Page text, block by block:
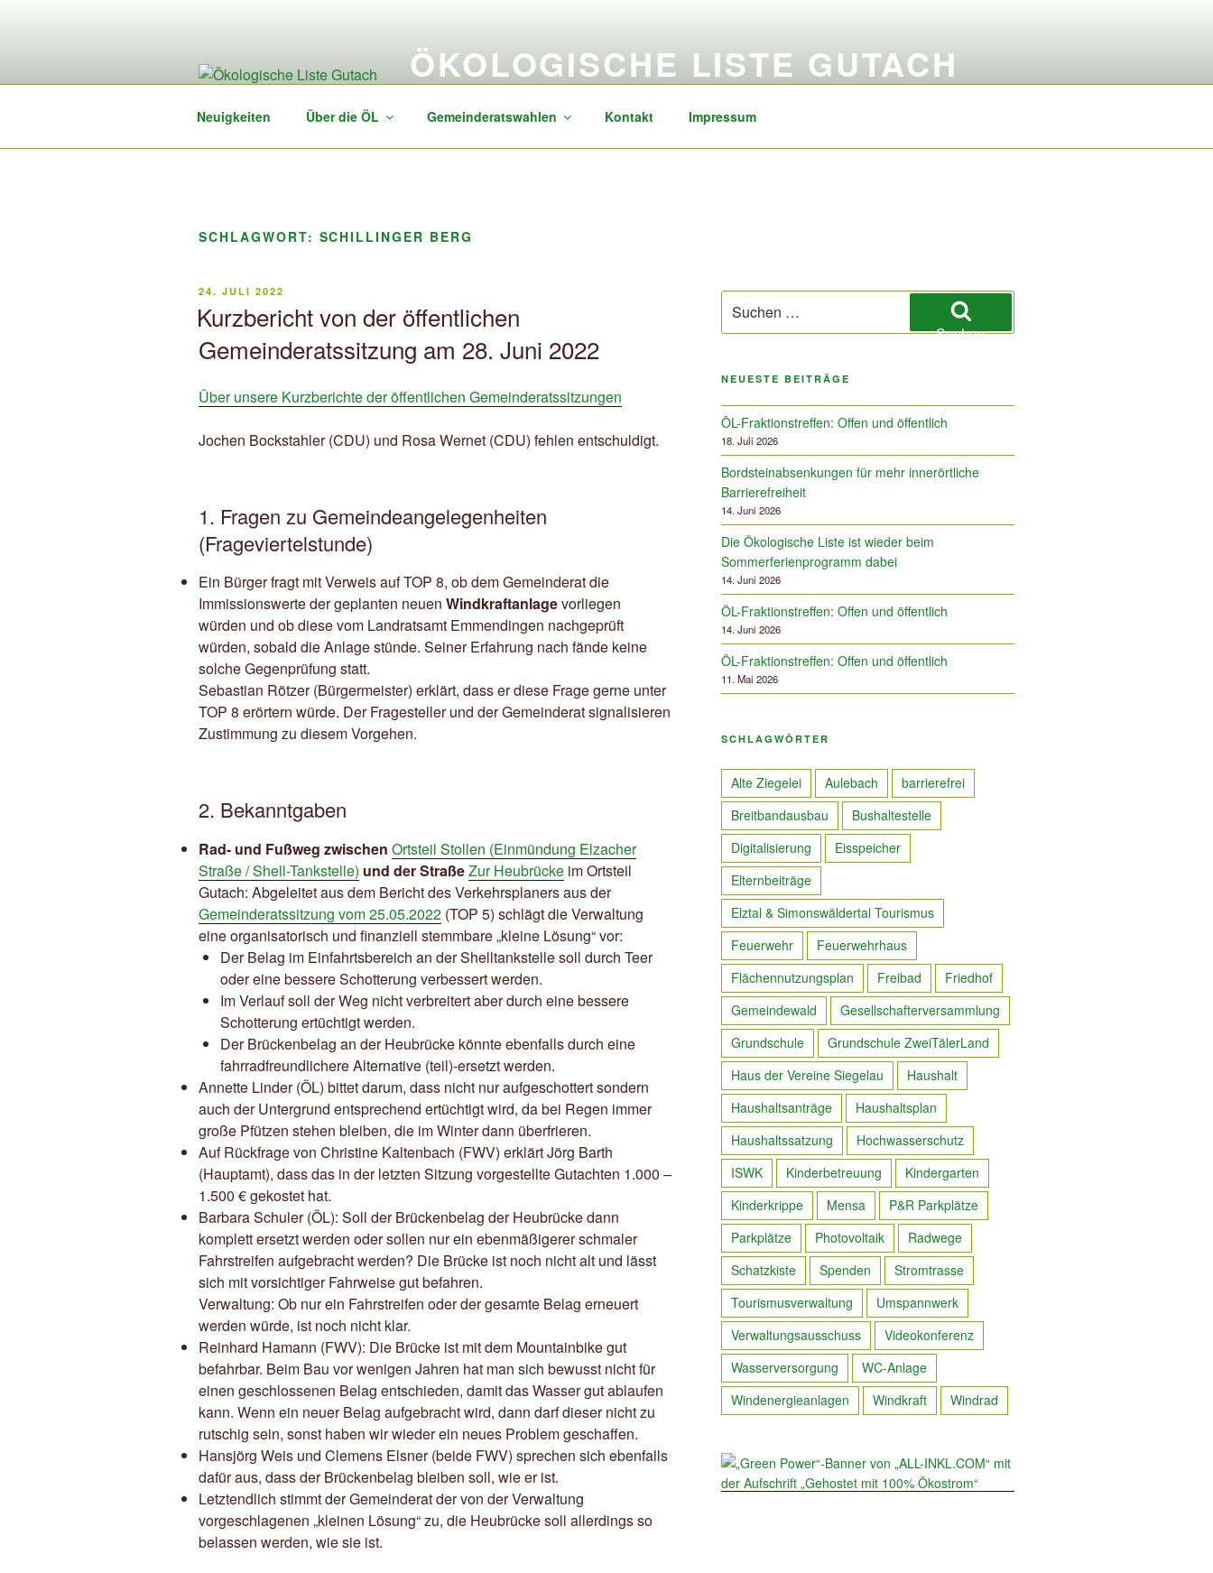
ÖKOLOGISCHE LISTE GUTACH
Neuigkeiten Über die ÖL Gemeinderatswahlen Kontakt Impressum
SCHLAGWORT: SCHILLINGER BERG
VERÖFFENTLICHT
24. JULI 2022
Kurzbericht von der öffentlichen
Gemeinderatssitzung am 28. Juni 2022
Über unsere Kurzberichte der öffentlichen Gemeinderatssitzungen
Jochen Bockstahler (CDU) und Rosa Wernet (CDU) fehlen entschuldigt.
1. Fragen zu Gemeindeangelegenheiten
(Frageviertelstunde)
Ein Bürger fragt mit Verweis auf TOP 8, ob dem Gemeinderat die
Immissionswerte der geplanten neuen Windkraftanlagevorliegen
würden und ob diese vom Landratsamt Emmendingen nachgeprüft
würden, sobald die Anlage stünde. Seiner Erfahrung nach fände keine
solche Gegenprüfung statt.
Sebastian Rötzer (Bürgermeister) erklärt, dass er diese Frage gerne unter
TOP 8 erörtern würde. Der Fragesteller und der Gemeinderat signalisieren
Zustimmung zu diesem Vorgehen.
2. Bekanntgaben
Rad- und Fußweg zwischen Ortsteil Stollen (Einmündung Elzacher
Straße / Shell-Tankstelle) und der StraßeZur Heubrücke im Ortsteil
Gutach: Abgeleitet aus dem Bericht des Verkehrsplaners aus der
Gemeinderatssitzung vom 25.05.2022 (TOP 5) schlägt die Verwaltung
eine organisatorisch und finanziell stemmbare „kleine Lösung“ vor:
Der Belag im Einfahrtsbereich an der Shelltankstelle soll durch Teer
oder eine bessere Schotterung verbessert werden.
Im Verlauf soll der Weg nicht verbreitert aber durch eine bessere
Schotterung ertüchtigt werden.
Der Brückenbelag an der Heubrücke könnte ebenfalls durch eine
fahrradfreundlichere Alternative (teil)-ersetzt werden.
Annette Linder (ÖL) bittet darum, dass nicht nur aufgeschottert sondern
auch der Untergrund entsprechend ertüchtigt wird, da bei Regen immer
große Pfützen stehen bleiben, die im Winter dann überfrieren.
Auf Rückfrage von Christine Kaltenbach (FWV) erklärt Jörg Barth
(Hauptamt), dass das in der letzten Sitzung vorgestellte Gutachten 1.000 –
1.500 € gekostet hat.
Barbara Schuler (ÖL): Soll der Brückenbelag der Heubrücke dann
komplett ersetzt werden oder sollen nur ein ebenmäßigerer schmaler
Fahrstreifen aufgebracht werden? Die Brücke ist noch nicht alt und lässt
sich mit vorsichtiger Fahrweise gut befahren.
Verwaltung: Ob nur ein Fahrstreifen oder der gesamte Belag erneuert
werden würde, ist noch nicht klar.
Reinhard Hamann (FWV): Die Brücke ist mit dem Mountainbike gut
befahrbar. Beim Bau vor wenigen Jahren hat man sich bewusst nicht für
einen geschlossenen Belag entschieden, damit das Wasser gut ablaufen
kann. Wenn ein neuer Belag aufgebracht wird, dann darf dieser nicht zu
rutschig sein, sonst haben wir wieder ein neues Problem geschaffen.
Hansjörg Weis und Clemens Elsner (beide FWV) sprechen sich ebenfalls
dafür aus, dass der Brückenbelag bleiben soll, wie er ist.
Letztendlich stimmt der Gemeinderat der von der Verwaltung
vorgeschlagenen „kleinen Lösung“ zu, die Heubrücke soll allerdings so
belassen werden, wie sie ist.
Suchen
nach:
Suchen
NEUESTE BEITRÄGE
ÖL-Fraktionstreffen: Offen und öffentlich
18. Juli 2026
Bordsteinabsenkungen für mehr innerörtliche
Barrierefreiheit
14. Juni 2026
Die Ökologische Liste ist wieder beim
Sommerferienprogramm dabei
14. Juni 2026
ÖL-Fraktionstreffen: Offen und öffentlich
14. Juni 2026
ÖL-Fraktionstreffen: Offen und öffentlich
11. Mai 2026
SCHLAGWÖRTER
Alte Ziegelei Aulebach
barrierefrei
Breitbandausbau
Bushaltestelle
Digitalisierung
Eisspeicher
Elternbeiträge
Elztal & Simonswäldertal Tourismus
Feuerwehr
Feuerwehrhaus
Flächennutzungsplan
Freibad
Friedhof
Gemeindewald
Gesellschafterversammlung
Grundschule
Grundschule ZweiTälerLand
Haus der Vereine Siegelau
Haushalt
Haushaltsanträge
Haushaltsplan
Haushaltssatzung
Hochwasserschutz
ISWK
Kinderbetreuung
Kindergarten
Kinderkrippe
Mensa
P&R Parkplätze
Parkplätze
Photovoltaik
Radwege
Schatzkiste
Spenden
Stromtrasse
Tourismusverwaltung
Umspannwerk
Verwaltungsausschuss
Videokonferenz
Wasserversorgung
WC-Anlage
Windenergieanlagen
Windkraft Windrad